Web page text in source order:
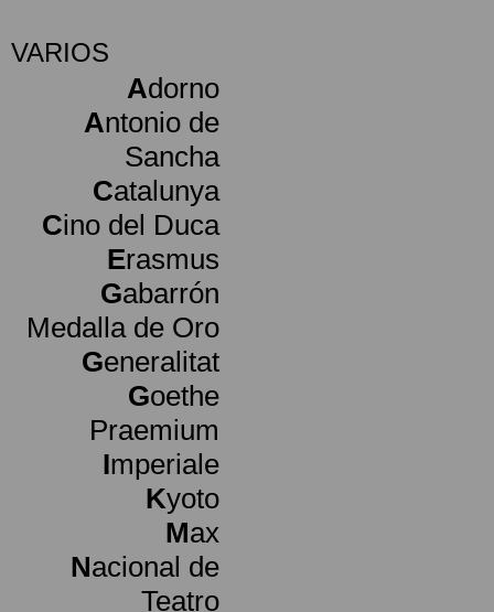
VARIOS
Adorno
Antonio de
Sancha
Catalunya
Cino del Duca
Erasmus
Gabarrón
Medalla de Oro
Generalitat
Goethe
Praemium
Imperiale
Kyoto
Max
Nacional de
Teatro